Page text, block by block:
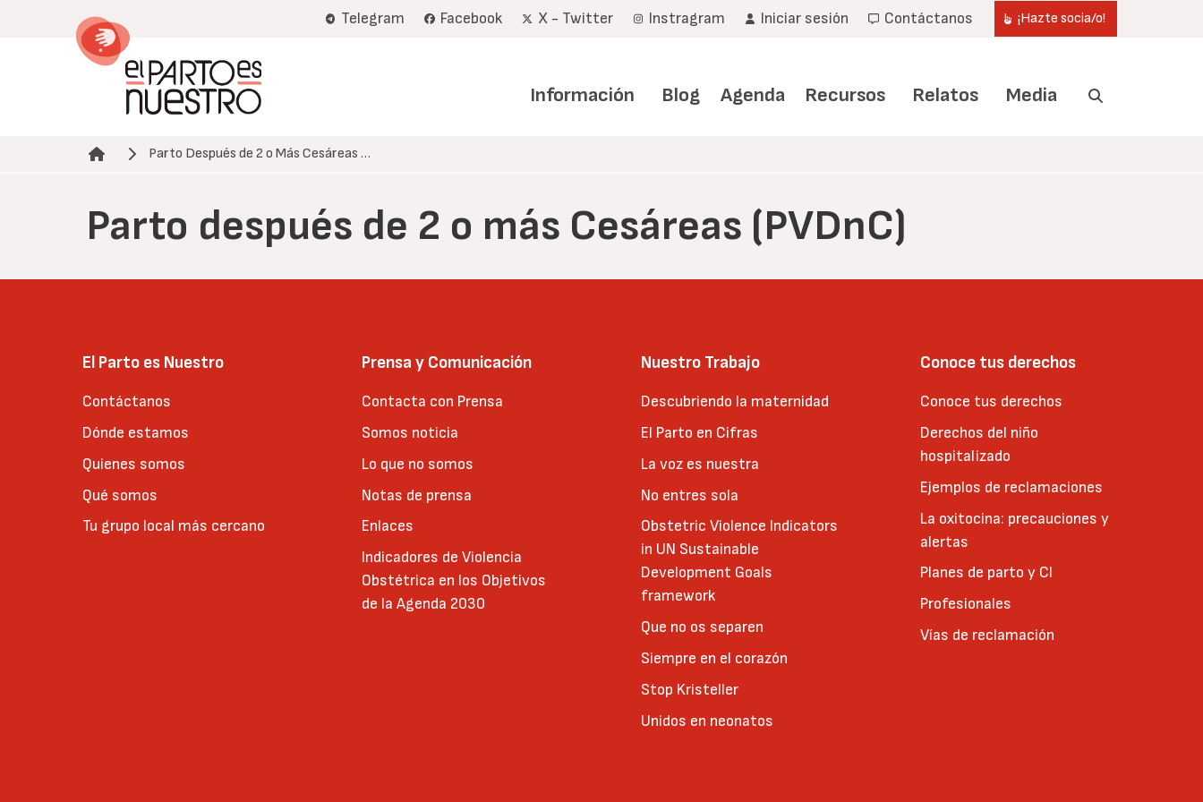
Telegram Facebook X - Twitter Instragram Iniciar sesión Contáctanos ¡Hazte socia/o!
Información Blog Agenda Recursos Relatos Media
Ruta de navegación
Parto Después de 2 o Más Cesáreas …
Parto después de 2 o más Cesáreas (PVDnC)
El Parto es Nuestro
Contáctanos
Dónde estamos
Quienes somos
Qué somos
Tu grupo local más cercano
Prensa y Comunicación
Contacta con Prensa
Somos noticia
Lo que no somos
Notas de prensa
Enlaces
Indicadores de Violencia
Obstétrica en los Objetivos
de la Agenda 2030
Nuestro Trabajo
Descubriendo la maternidad
El Parto en Cifras
La voz es nuestra
No entres sola
Obstetric Violence Indicators
in UN Sustainable
Development Goals
framework
Que no os separen
Siempre en el corazón
Stop Kristeller
Unidos en neonatos
Conoce tus derechos
Conoce tus derechos
Derechos del niño
hospitalizado
Ejemplos de reclamaciones
La oxitocina: precauciones y
alertas
Planes de parto y CI
Profesionales
Vías de reclamación